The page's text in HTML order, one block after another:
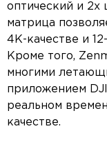
оптический и 2х
матрица
4К-качестве и
Кроме того,
многими
приложением
реальном
качестве.